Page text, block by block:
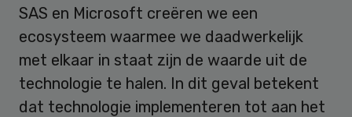
SAS en Microsoft creëren we een
ecosysteem waarmee we daadwerkelijk
met elkaar in staat zijn de waarde uit de
technologie te halen. In dit geval betekent
dat technologie implementeren tot aan het